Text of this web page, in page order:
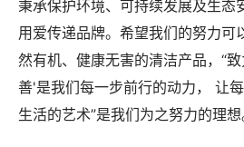
秉承保护环境、可持续发展及生态
用爱传递品牌。希望我们的努力可
然有机、健康无害的清洁产品，“
善'是我们每一步前行的动力， 让
生活的艺术”是我们为之努力的理想